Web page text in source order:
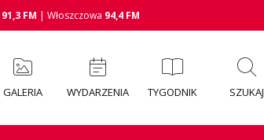
91,3 FM | Włoszczowa 94,4 FM
GALERIA WYDARZENIA TYGODNIK SZUKAJ